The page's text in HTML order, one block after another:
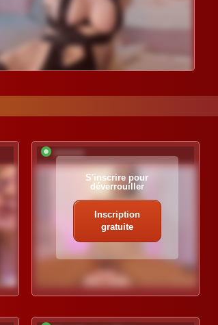
*********
S'inscrire pour
déverrouiller
Inscription
gratuite